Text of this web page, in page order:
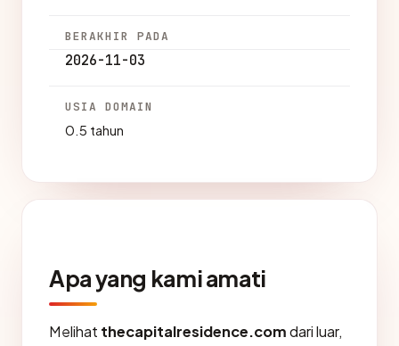
BERAKHIR PADA
2026-11-03
USIA DOMAIN
0.5 tahun
Apa yang kami amati
Melihat thecapitalresidence.comdari luar,